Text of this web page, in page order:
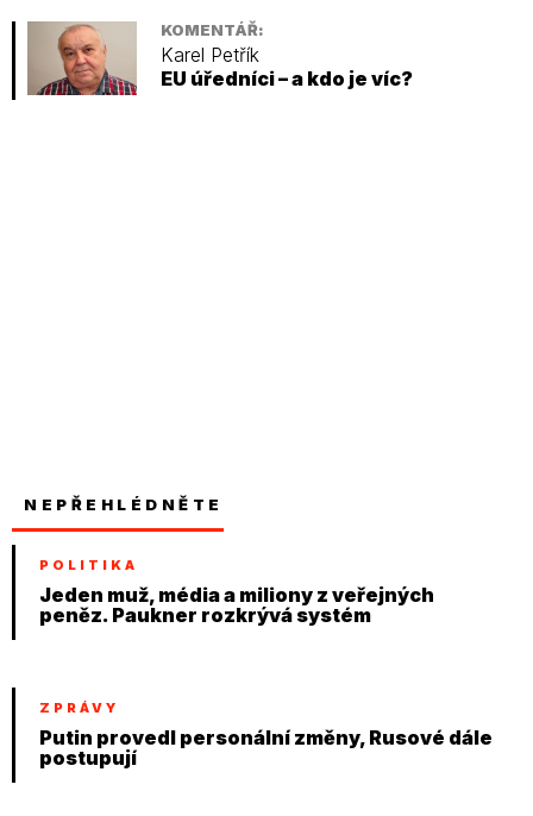
KOMENTÁŘ:
Karel Petřík
EU úředníci – a kdo je víc?
NEPŘEHLÉDNĚTE
POLITIKA
Jeden muž, média a miliony z veřejných
peněz. Paukner rozkrývá systém
ZPRÁVY
Putin provedl personální změny, Rusové dále
postupují